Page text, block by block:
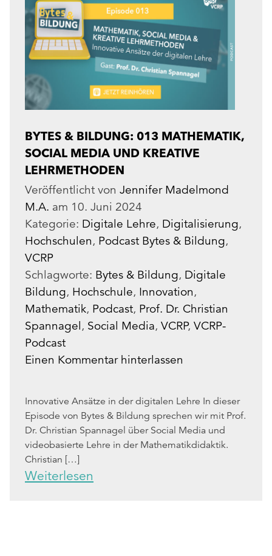
BYTES & BILDUNG: 013 MATHEMATIK,
SOCIAL MEDIA UND KREATIVE
LEHRMETHODEN
Veröffentlicht von Jennifer Madelmond
M.A. am 10. Juni 2024
Kategorie: Digitale Lehre, Digitalisierung,
Hochschulen, Podcast Bytes & Bildung,
VCRP
Schlagworte: Bytes & Bildung, Digitale
Bildung, Hochschule, Innovation,
Mathematik, Podcast, Prof. Dr. Christian
Spannagel, Social Media, VCRP, VCRP-
Podcast
Einen Kommentar hinterlassen
Innovative Ansätze in der digitalen Lehre In dieser
Episode von Bytes & Bildung sprechen wir mit Prof.
Dr. Christian Spannagel über Social Media und
videobasierte Lehre in der Mathematikdidaktik.
Christian […]
Weiterlesen